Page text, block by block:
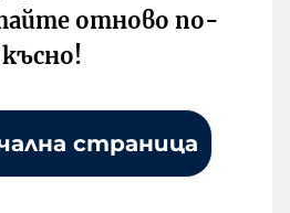
отново по-
късно!
страница